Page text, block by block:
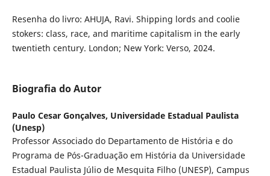
Resenha do livro: AHUJA, Ravi. Shipping lords and coolie
stokers: class, race, and maritime capitalism in the early
twentieth century. London; New York: Verso, 2024.
Biografia do Autor
Paulo Cesar Gonçalves, Universidade Estadual Paulista
(Unesp)
Professor Associado do Departamento de História e do
Programa de Pós-Graduação em História da Universidade
Estadual Paulista Júlio de Mesquita Filho (UNESP), Campus